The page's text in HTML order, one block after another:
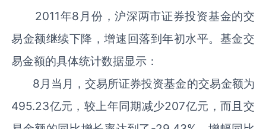
2011年8月份，沪深两市证券投资基金的交
易金额继续下降，增速回落到年初水平。基金交
易金额的具体统计数据显示：
8月当月，交易所证券投资基金的交易金额为
495.23亿元，较上年同期减少207亿元，而且交